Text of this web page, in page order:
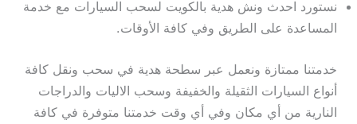
نستورد احدث ونش هدية بالكويت لسحب السيارات مع خدمة
المساعدة على الطريق وفي كافة الأوقات.
خدمتنا ممتازة ونعمل عبر سطحة هدية في سحب ونقل كافة
أنواع السيارات الثقيلة والخفيفة وسحب الاليات والدراجات
النارية من أي مكان وفي أي وقت خدمتنا متوفرة في كافة